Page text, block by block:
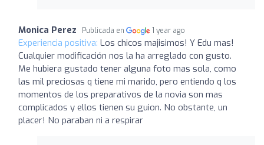
Monica Perez Publicada en 1 year ago
Experiencia positiva: Los chicos majisimos! Y Edu mas!
Cualquier modificación nos la ha arreglado con gusto.
Me hubiera gustado tener alguna foto mas sola, como
las mil preciosas q tiene mi marido, pero entiendo q los
momentos de los preparativos de la novia son mas
complicados y ellos tienen su guion. No obstante, un
placer! No paraban ni a respirar